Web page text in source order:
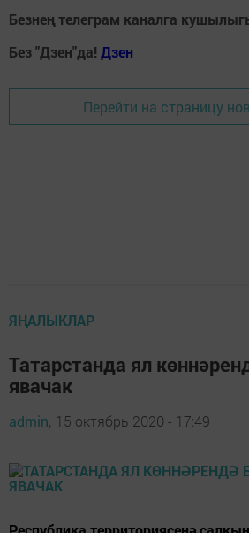
Безнең телеграм каналга
Без "Дзен"да! Дзен
Перейти на страницу
ЯҢАЛЫКЛАР
Татарстанда ял
явачак
admin, 15 октябрь 2020 - 17:49